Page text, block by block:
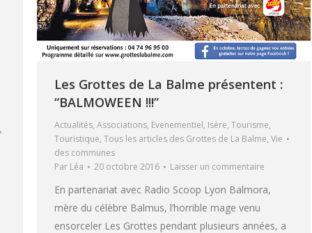
Les Grottes de La Balme présentent :
“BALMOWEEN !!!”
Actualités, Associations, Evenementiel, Isère, Tourisme,
Touristique, Tous les articles des Grottes de La Balme, Vie
des communes
Par Léa 20 octobre 2016 Laisser un commentaire
En partenariat avec Radio Scoop Lyon Balmora,
mère du célèbre Balmus, l’horrible mage venu
ensorceler Les Grottes pendant plusieurs années, a